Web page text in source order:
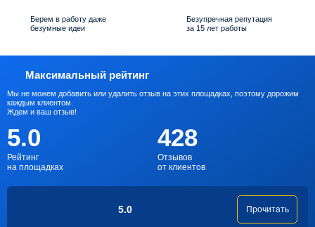
Берем в работу даже
безумные идеи
Безупречная репутация
за 15 лет работы
Максимальный рейтинг
Мы не можем добавить или удалить отзыв на этих площадках, поэтому дорожим
каждым клиентом.
Ждем и ваш отзыв!
5.0
Рейтинг
на площадках
428
Отзывов
от клиентов
5.0 Прочитать